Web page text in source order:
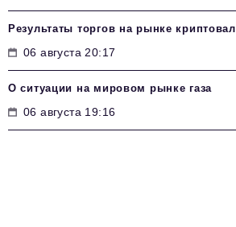
Результаты торгов на рынке
06 августа 20:17
О ситуации на мировом рынке газа
06 августа 19:16